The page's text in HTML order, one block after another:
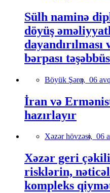
Sülh naminə
döyüş
dayandırılması
bərpası
Böyük Şərq, 06
İran və
hazırlayır
Xəzər hövzəsi, 06
Xəzər geri
risklərin,
kompleks